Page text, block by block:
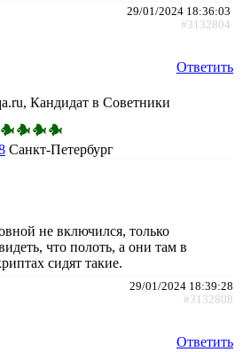
29/01/2024 18:36:03
#3132804
Ответить
Кандидат в Советники
Санкт-Петербург
не включился, только
что полоть, а они там в
сидят такие.
29/01/2024 18:39:28
#3132808
Ответить